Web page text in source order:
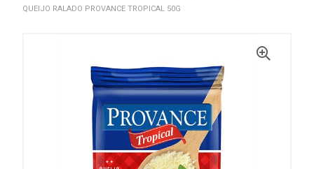
QUEIJO RALADO PROVANCE TROPICAL 50G